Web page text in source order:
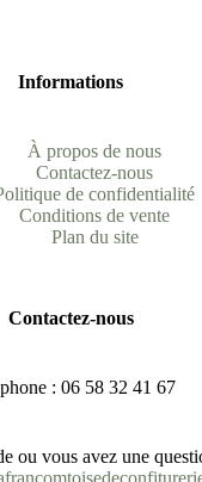
Informations
À propos de nous
Contactez-nous
de confidentialité
Conditions de vente
Plan du site
Contactez-nous
: 06 58 32 41 67
ou vous avez une